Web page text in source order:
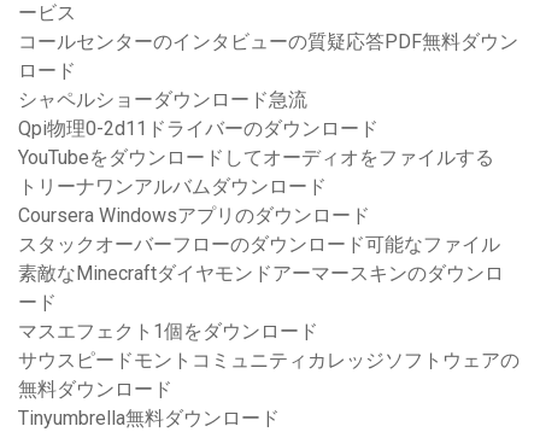
ービス
コールセンターのインタビューの質疑応答PDF無料ダウン
ロード
シャペルショーダウンロード急流
Qpi物理0-2d11ドライバーのダウンロード
YouTubeをダウンロードしてオーディオをファイルする
トリーナワンアルバムダウンロード
Coursera Windowsアプリのダウンロード
スタックオーバーフローのダウンロード可能なファイル
素敵なMinecraftダイヤモンドアーマースキンのダウンロ
ード
マスエフェクト1個をダウンロード
サウスピードモントコミュニティカレッジソフトウェアの
無料ダウンロード
Tinyumbrella無料ダウンロード